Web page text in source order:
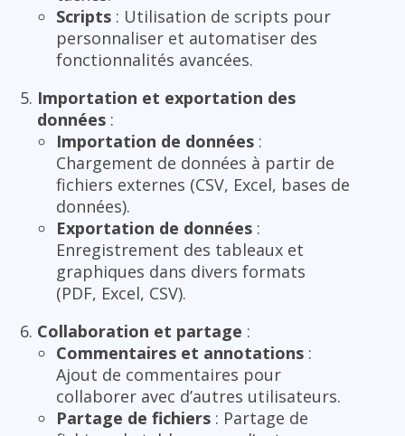
Scripts : Utilisation de scripts pour
personnaliser et automatiser des
fonctionnalités avancées.
Importation et exportation des
données :
Importation de données :
Chargement de données à partir de
fichiers externes (CSV, Excel, bases de
données).
Exportation de données :
Enregistrement des tableaux et
graphiques dans divers formats
(PDF, Excel, CSV).
Collaboration et partage :
Commentaires et annotations :
Ajout de commentaires pour
collaborer avec d’autres utilisateurs.
Partage de fichiers : Partage de